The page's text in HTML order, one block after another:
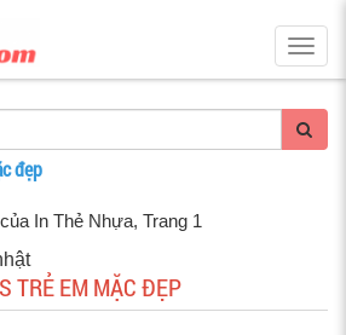
đẹp
In Thẻ Nhựa, Trang 1
TRẺ EM MẶC ĐẸP